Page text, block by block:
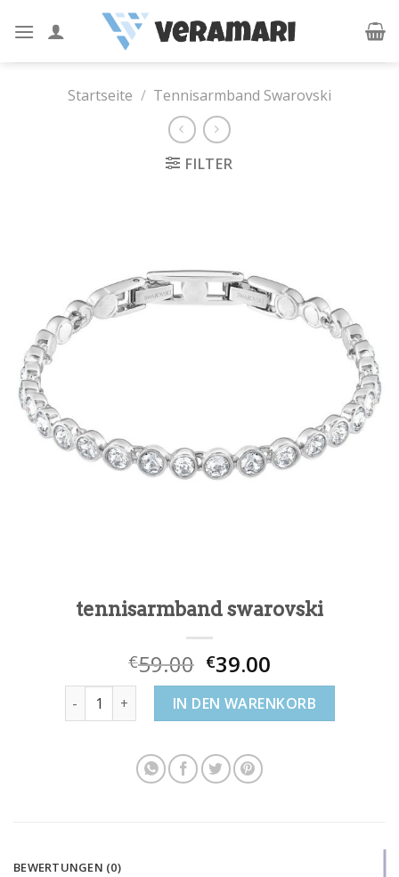
Startseite / Tennisarmband Swarovski
FILTER
tennisarmband swarovski
€59.00 €39.00
tennisarmband swarovski Menge
IN DEN WARENKORB
BEWERTUNGEN (0)